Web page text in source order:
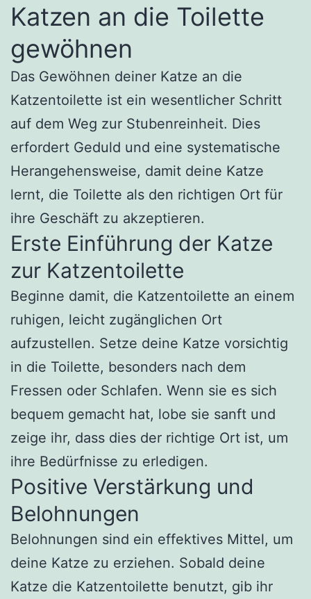
Katzen an die Toilette
gewöhnen
Das Gewöhnen deiner Katze an die
Katzentoilette ist ein wesentlicher Schritt
auf dem Weg zur Stubenreinheit. Dies
erfordert Geduld und eine systematische
Herangehensweise, damit deine Katze
lernt, die Toilette als den richtigen Ort für
ihre Geschäft zu akzeptieren.
Erste Einführung der Katze
zur Katzentoilette
Beginne damit, die Katzentoilette an einem
ruhigen, leicht zugänglichen Ort
aufzustellen. Setze deine Katze vorsichtig
in die Toilette, besonders nach dem
Fressen oder Schlafen. Wenn sie es sich
bequem gemacht hat, lobe sie sanft und
zeige ihr, dass dies der richtige Ort ist, um
ihre Bedürfnisse zu erledigen.
Positive Verstärkung und
Belohnungen
Belohnungen sind ein effektives Mittel, um
deine Katze zu erziehen. Sobald deine
Katze die Katzentoilette benutzt, gib ihr